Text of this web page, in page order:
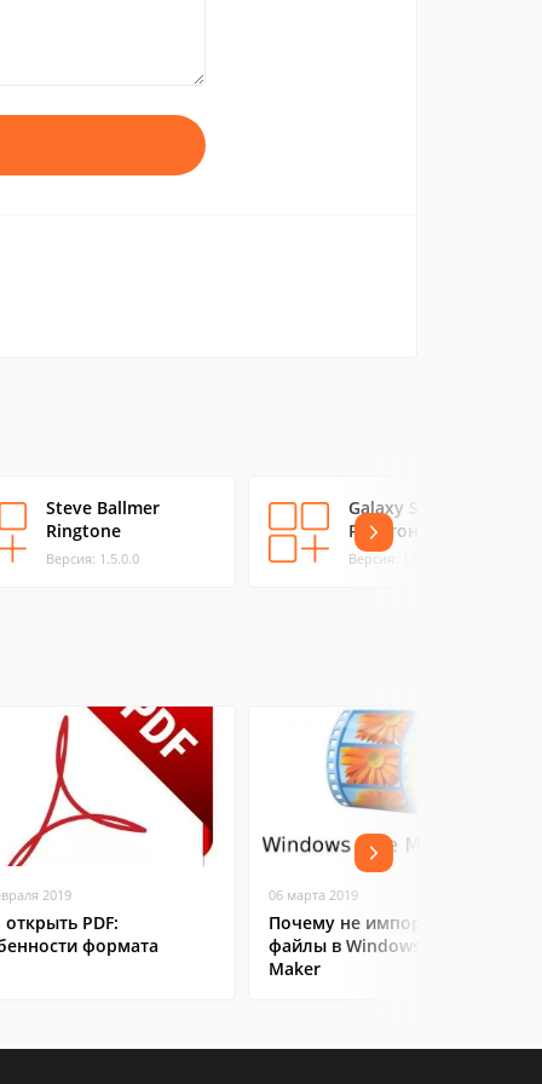
Steve Ballmer
Ringtone
Версия: 1.5.0.0
Galaxy SIV
Рингтоны
Версия: 1.0.0.0
2019
PDF:
формата
06 марта 2019
Почему не импортируются
файлы в Windows Movie
Maker